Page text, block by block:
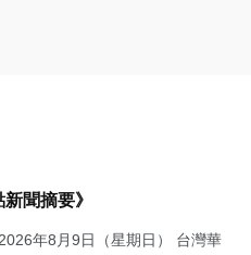
聞摘要》
年8月9日（星期日） 台灣華